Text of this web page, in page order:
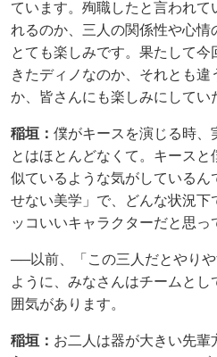
ています。殉職したと言われて
れるのか、三人の関係性や心
とても楽しみです。果たして今
きたディノなのか、それとも
か、皆さんにも楽しみにしてい
稲垣： 僕がキースを演じる時、
とはほとんどなくて。キースと
似ているような気がしているん
せない美学」で、どんな状況下
ッコいいキャラクターだと思っ
──以前、「この三人だとやり
ように、みなさんはチームと
囲気があります。
稲垣： お二人は器が大きい先輩